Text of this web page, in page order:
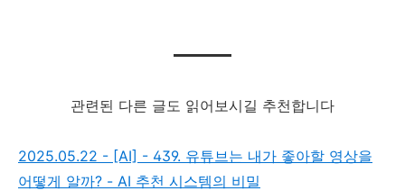
관련된 다른 글도 읽어보시길 추천합니다
2025.05.22 - [AI] - 439. 유튜브는 내가 좋아할 영상을
어떻게 알까? - AI 추천 시스템의 비밀